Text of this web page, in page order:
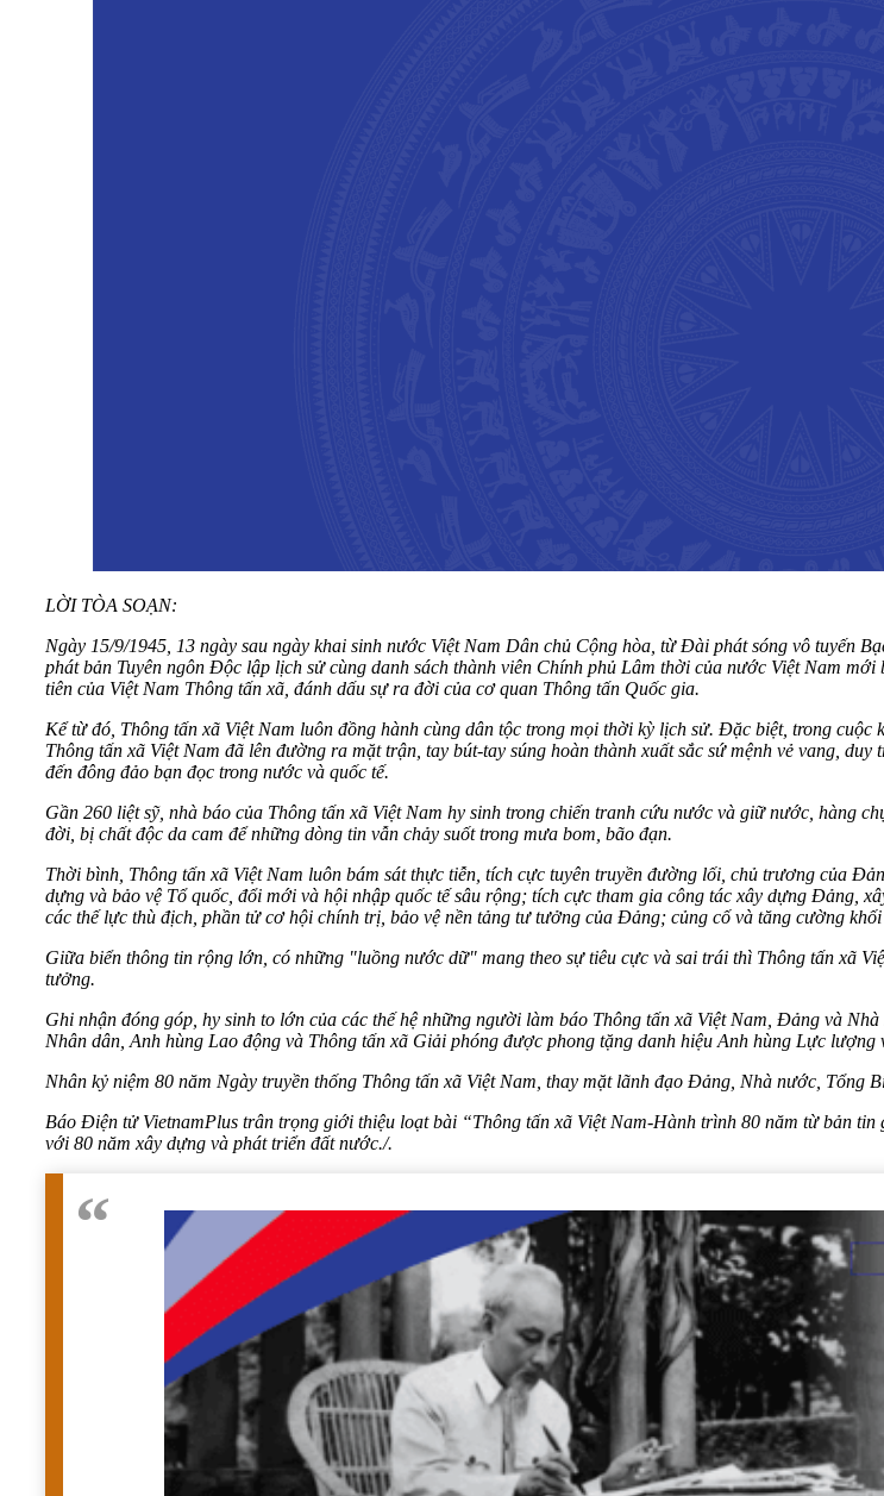
LỜI TÒA SOẠN:
Ngày 15/9/1945, 13 ngày sau ngày khai sinh nước Việt Nam Dân chủ Cộng hòa, từ Đài phát sóng vô tuyến
phát bản Tuyên ngôn Độc lập lịch sử cùng danh sách thành viên Chính phủ Lâm thời của nước Việt Nam
tiên của Việt Nam Thông tấn xã, đánh dấu sự ra đời của cơ quan Thông tấn Quốc gia.
Kể từ đó, Thông tấn xã Việt Nam luôn đồng hành cùng dân tộc trong mọi thời kỳ lịch sử. Đặc biệt, trong
Thông tấn xã Việt Nam đã lên đường ra mặt trận, tay bút-tay súng hoàn thành xuất sắc sứ mệnh vẻ vang,
đến đông đảo bạn đọc trong nước và quốc tế.
Gần 260 liệt sỹ, nhà báo của Thông tấn xã Việt Nam hy sinh trong chiến tranh cứu nước và giữ nước, hàng
đời, bị chất độc da cam để những dòng tin vẫn chảy suốt trong mưa bom, bão đạn.
Thời bình, Thông tấn xã Việt Nam luôn bám sát thực tiễn, tích cực tuyên truyền đường lối, chủ trương của
dựng và bảo vệ Tổ quốc, đổi mới và hội nhập quốc tế sâu rộng; tích cực tham gia công tác xây dựng Đảng,
các thế lực thù địch, phần tử cơ hội chính trị, bảo vệ nền tảng tư tưởng của Đảng; củng cố và tăng cường
Giữa biển thông tin rộng lớn, có những "luồng nước dữ" mang theo sự tiêu cực và sai trái thì Thông tấn xã
tưởng.
Ghi nhận đóng góp, hy sinh to lớn của các thế hệ những người làm báo Thông tấn xã Việt Nam, Đảng và
Nhân dân, Anh hùng Lao động và Thông tấn xã Giải phóng được phong tặng danh hiệu Anh hùng Lực lượng
Nhân kỷ niệm 80 năm Ngày truyền thống Thông tấn xã Việt Nam, thay mặt lãnh đạo Đảng, Nhà nước,
Báo Điện tử VietnamPlus trân trọng giới thiệu loạt bài “Thông tấn xã Việt Nam-Hành trình 80 năm từ bản
với 80 năm xây dựng và phát triển đất nước./.